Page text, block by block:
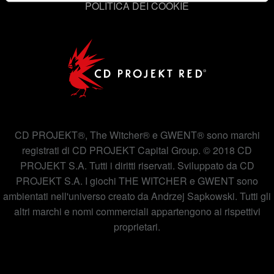
esigenze. Per aiutarci a raggiungerti, ad esempio tramite
nostri cookie con i nostri partner. Tuttavia, questi
eventuali cookie facoltativi richiederanno la tua
autorizzazione.
"Impostazioni" qui sotto.
POLITICA DEI COOKIE
CD PROJEKT®, The Witcher® e GWENT® sono marchi
registrati di CD PROJEKT Capital Group. © 2018 CD
PROJEKT S.A. Tutti i diritti riservati. Sviluppato da CD
PROJEKT S.A. I giochi THE WITCHER e GWENT sono
ambientati nell'universo creato da Andrzej Sapkowski. Tutti gli
altri marchi e nomi commerciali appartengono ai rispettivi
proprietari.